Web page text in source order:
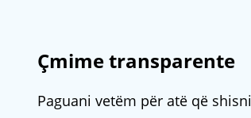
Çmime transparente
Paguani vetëm për atë që shisni